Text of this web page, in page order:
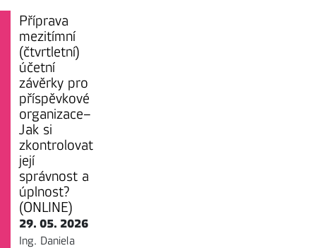
Příprava
mezitímní
(čtvrtletní)
účetní
závěrky pro
příspěvkové
organizace–
Jak si
zkontrolovat
její
správnost a
úplnost?
(ONLINE)
29. 05. 2026
Ing. Daniela